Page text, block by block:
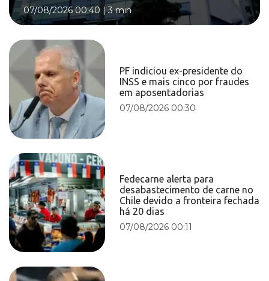
07/08/2026 00:40 |3 min
PF indiciou ex-presidente do
INSS e mais cinco por fraudes
em aposentadorias
07/08/2026 00:30
Fedecarne alerta para
desabastecimento de carne no
Chile devido a fronteira fechada
há 20 dias
07/08/2026 00:11